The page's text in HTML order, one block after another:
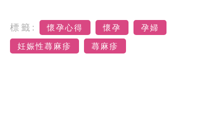
標籤: 懷孕心得 懷孕
孕婦
妊娠性蕁麻疹
蕁麻疹